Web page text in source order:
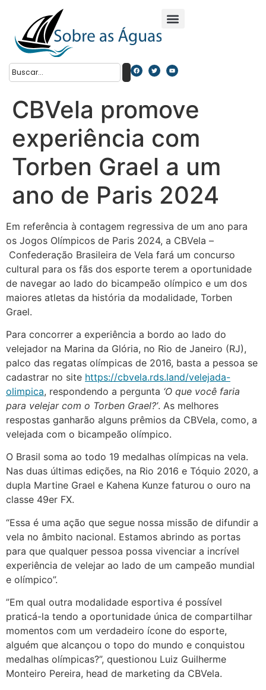
CBVela promove
experiência com
Torben Grael a um
ano de Paris 2024
Em referência à contagem regressiva de um ano para
os Jogos Olímpicos de Paris 2024, a CBVela –
Confederação Brasileira de Vela fará um concurso
cultural para os fãs dos esporte terem a oportunidade
de navegar ao lado do bicampeão olímpico e um dos
maiores atletas da história da modalidade, Torben
Grael.
Para concorrer a experiência a bordo ao lado do
velejador na Marina da Glória, no Rio de Janeiro (RJ),
palco das regatas olímpicas de 2016, basta a pessoa se
cadastrar no site https://cbvela.rds.land/velejada-
olimpica, respondendo a pergunta ‘O que você faria
para velejar com o Torben Grael?’. As melhores
respostas ganharão alguns prêmios da CBVela, como, a
velejada com o bicampeão olímpico.
O Brasil soma ao todo 19 medalhas olímpicas na vela.
Nas duas últimas edições, na Rio 2016 e Tóquio 2020, a
dupla Martine Grael e Kahena Kunze faturou o ouro na
classe 49er FX.
“Essa é uma ação que segue nossa missão de difundir a
vela no âmbito nacional. Estamos abrindo as portas
para que qualquer pessoa possa vivenciar a incrível
experiência de velejar ao lado de um campeão mundial
e olímpico”.
”Em qual outra modalidade esportiva é possível
praticá-la tendo a oportunidade única de compartilhar
momentos com um verdadeiro ícone do esporte,
alguém que alcançou o topo do mundo e conquistou
medalhas olímpicas?”, questionou Luiz Guilherme
Monteiro Pereira, head de marketing da CBVela.